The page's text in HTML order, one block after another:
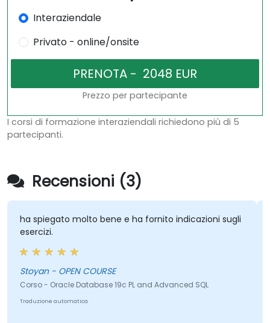
Interaziendale
Privato - online/onsite
Prezzo per partecipante
I corsi di formazione interaziendali richiedono più di 5
partecipanti.
Recensioni (3)
ha spiegato molto bene e ha fornito indicazioni sugli
esercizi.
Stoyan - OPEN COURSE
Corso - Oracle Database 19c PL and Advanced SQL
Traduzione automatica